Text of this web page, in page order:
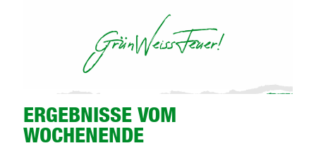
ERGEBNISSE VOM
WOCHENENDE